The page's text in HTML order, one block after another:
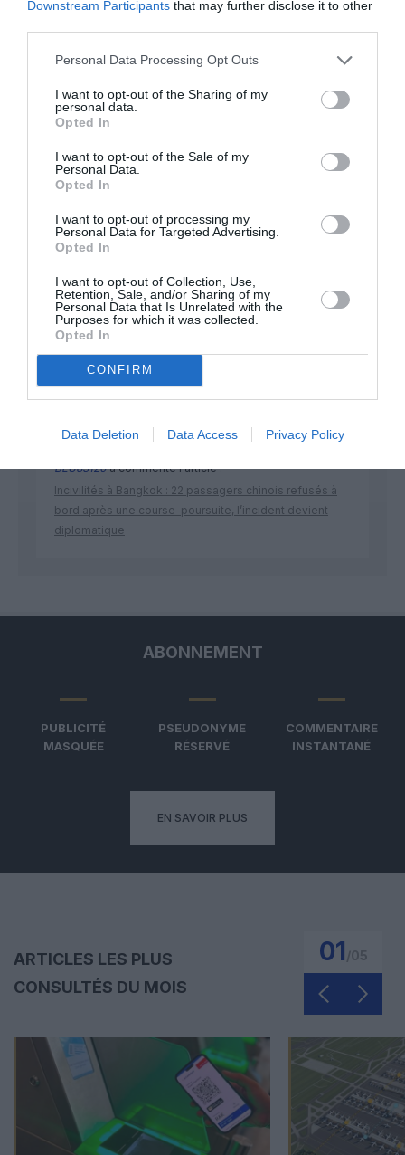
Downstream Participants that may further disclose it to other
Personal Data Processing Opt Outs
I want to opt-out of the Sharing of my
personal data.
Opted In
I want to opt-out of the Sale of my
Personal Data.
Opted In
I want to opt-out of processing my
Personal Data for Targeted Advertising.
Opted In
I want to opt-out of Collection, Use,
Retention, Sale, and/or Sharing of my
Personal Data that Is Unrelated with the
Purposes for which it was collected.
Opted In
CONFIRM
Data Deletion Data Access Privacy Policy
Appel aux lecteurs !
Soutenez Air Journal participezà son
développement !
BLU83120a commenté l'article :
Incivilités à Bangkok : 22 passagers chinois refusés à
bord après une course-poursuite, l’incident devient
diplomatique
BLU83120a commenté l'article :
Incivilités à Bangkok : 22 passagers chinois refusés à
bord après une course-poursuite, l’incident devient
diplomatique
ABONNEMENT
PUBLICITÉ
MASQUÉE
PSEUDONYME
RÉSERVÉ
COMMENTAIRE
INSTANTANÉ
EN SAVOIR PLUS
ARTICLES LES PLUS
CONSULTÉS DU MOIS
01